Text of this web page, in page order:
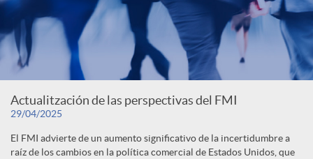
Actualitzación de las perspectivas del FMI
29/04/2025
El FMI advierte de un aumento significativo de la incertidumbre a
raíz de los cambios en la política comercial de Estados Unidos, que